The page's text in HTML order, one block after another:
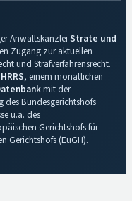
Anwaltskanzlei Strate und
Zugang zur aktuellen
und Strafverfahrensrecht.
HRRS, einem monatlichen
mit der
des Bundesgerichtshofs
u.a. des
Gerichtshofs für
Gerichtshofs (EuGH).